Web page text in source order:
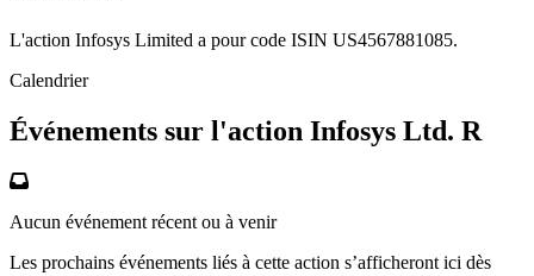
L'action Infosys Limited a pour code ISIN US4567881085.
Calendrier
Événements sur l'action Infosys Ltd. R
Aucun événement récent ou à venir
Les prochains événements liés à cette action s’afficheront ici dès